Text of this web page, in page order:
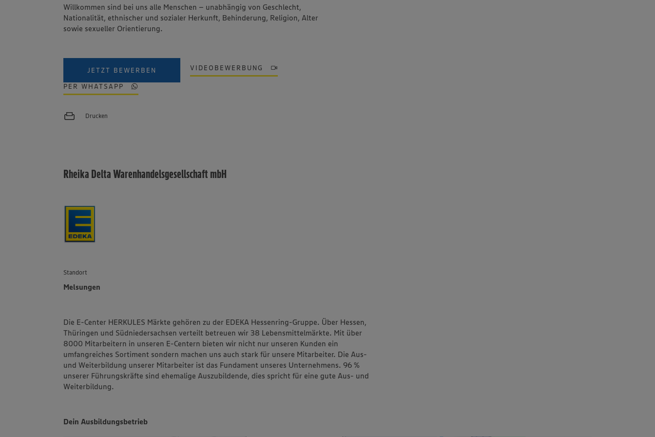
Willkommen sind bei uns alle Menschen – unabhängig von Geschlecht,
Nationalität, ethnischer und sozialer Herkunft, Behinderung, Religion, Alter
sowie sexueller Orientierung.
JETZT BEWERBEN VIDEOBEWERBUNG
PER WHATSAPP
Drucken
Rheika Delta Warenhandelsgesellschaft mbH
Standort
Melsungen
Die E-Center HERKULES Märkte gehören zu der EDEKA Hessenring-Gruppe. Über Hessen,
Thüringen und Südniedersachsen verteilt betreuen wir 38 Lebensmittelmärkte. Mit über
8000 Mitarbeitern in unseren E-Centern bieten wir nicht nur unseren Kunden ein
umfangreiches Sortiment sondern machen uns auch stark für unsere Mitarbeiter. Die Aus-
und Weiterbildung unserer Mitarbeiter ist das Fundament unseres Unternehmens. 96 %
unserer Führungskräfte sind ehemalige Auszubildende, dies spricht für eine gute Aus- und
Weiterbildung.
Dein Ausbildungsbetrieb